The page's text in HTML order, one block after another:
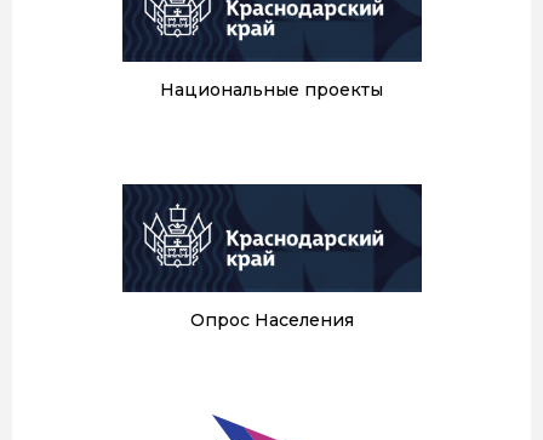
Национальные проекты
Опрос Населения